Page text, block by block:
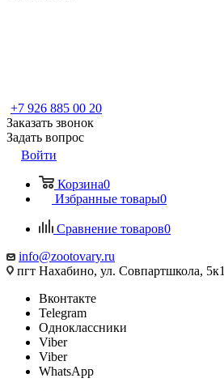
+7 926 885 00 20
Заказать звонок
Задать вопрос
Войти
Корзина0
Избранные товары0
Сравнение товаров0
info@zootovary.ru
пгт Нахабино, ул. Совпартшкола, 5к1
Вконтакте
Telegram
Одноклассники
Viber
Viber
WhatsApp